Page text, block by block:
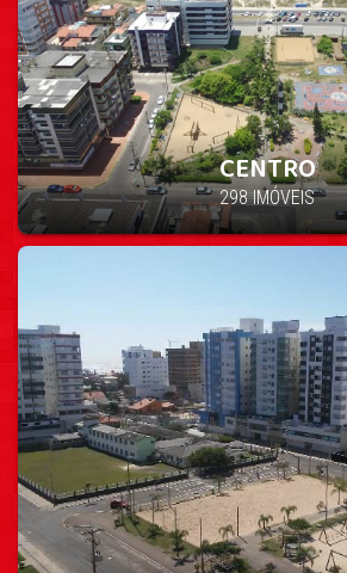
CENTRO
298 IMÓVEIS